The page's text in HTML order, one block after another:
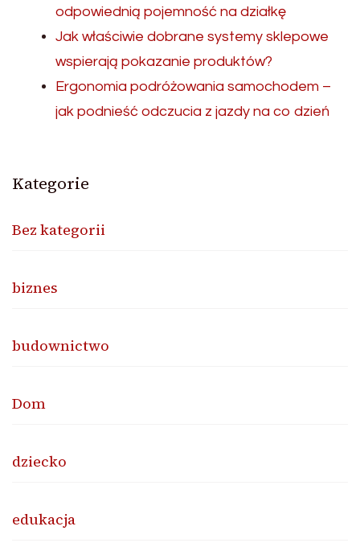
odpowiednią pojemność na działkę
Jak właściwie dobrane systemy sklepowe
wspierają pokazanie produktów?
Ergonomia podróżowania samochodem –
jak podnieść odczucia z jazdy na co dzień
Kategorie
Bez kategorii
biznes
budownictwo
Dom
dziecko
edukacja